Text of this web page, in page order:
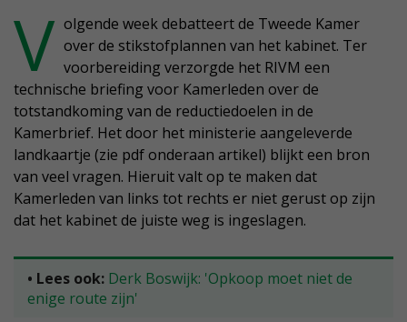
V olgende week debatteert de Tweede Kamer
over de stikstofplannen van het kabinet. Ter
voorbereiding verzorgde het RIVM een
technische briefing voor Kamerleden over de
totstandkoming van de reductiedoelen in de
Kamerbrief. Het door het ministerie aangeleverde
landkaartje (zie pdf onderaan artikel) blijkt een bron
van veel vragen. Hieruit valt op te maken dat
Kamerleden van links tot rechts er niet gerust op zijn
dat het kabinet de juiste weg is ingeslagen.
• Lees ook: Derk Boswijk: 'Opkoop moet niet de
enige route zijn'